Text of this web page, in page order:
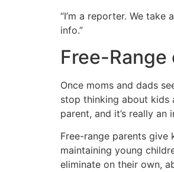
“I’m a reporter. We
info.”
Free-Range
Once moms and dads
stop thinking about kids
parent, and it’s really
Free-range parents
maintaining young
eliminate on their own,